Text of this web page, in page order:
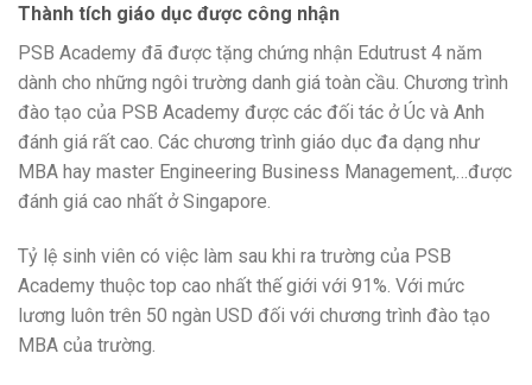
Thành tích giáo dục được công nhận
PSB Academy đã được tặng chứng nhận Edutrust 4 năm
dành cho những ngôi trường danh giá toàn cầu. Chương trình
đào tạo của PSB Academy được các đối tác ở Úc và Anh
đánh giá rất cao. Các chương trình giáo dục đa dạng như
MBA hay master Engineering Business Management,…được
đánh giá cao nhất ở Singapore.
Tỷ lệ sinh viên có việc làm sau khi ra trường của PSB
Academy thuộc top cao nhất thế giới với 91%. Với mức
lương luôn trên 50 ngàn USD đối với chương trình đào tạo
MBA của trường.